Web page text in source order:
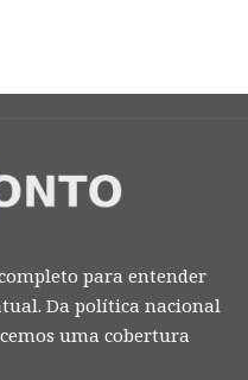
para entender
Da política nacional
uma cobertura